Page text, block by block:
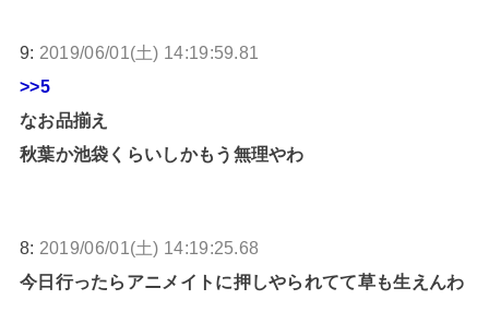
9: 2019/06/01(土) 14:19:59.81
>>5
なお品揃え
秋葉か池袋くらいしかもう無理やわ
8: 2019/06/01(土) 14:19:25.68
今日行ったらアニメイトに押しやられてて草も生えんわ